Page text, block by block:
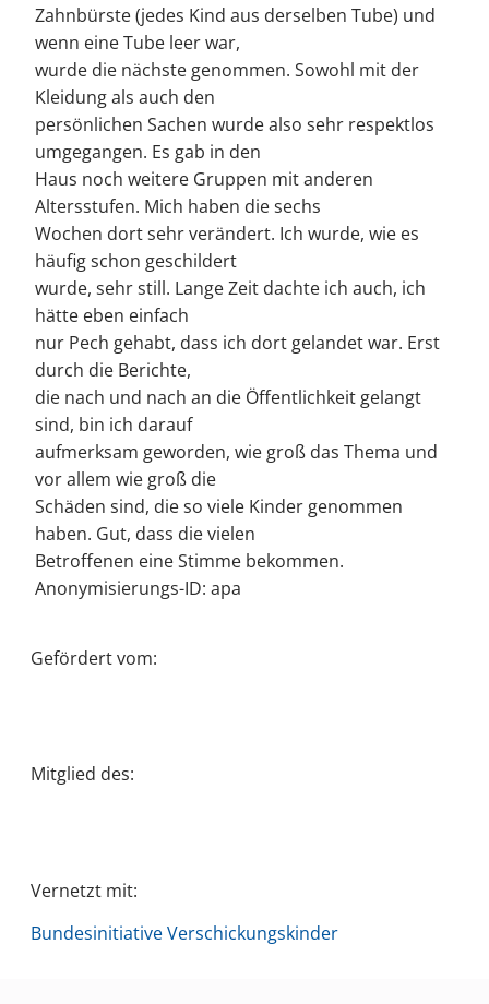
Zahnbürste (jedes Kind aus derselben Tube) und
wenn eine Tube leer war,
wurde die nächste genommen. Sowohl mit der
Kleidung als auch den
persönlichen Sachen wurde also sehr respektlos
umgegangen. Es gab in den
Haus noch weitere Gruppen mit anderen
Altersstufen. Mich haben die sechs
Wochen dort sehr verändert. Ich wurde, wie es
häufig schon geschildert
wurde, sehr still. Lange Zeit dachte ich auch, ich
hätte eben einfach
nur Pech gehabt, dass ich dort gelandet war. Erst
durch die Berichte,
die nach und nach an die Öffentlichkeit gelangt
sind, bin ich darauf
aufmerksam geworden, wie groß das Thema und
vor allem wie groß die
Schäden sind, die so viele Kinder genommen
haben. Gut, dass die vielen
Betroffenen eine Stimme bekommen.
Anonymisierungs-ID: apa
Gefördert vom:
Mitglied des:
Vernetzt mit:
Bundesinitiative Verschickungskinder